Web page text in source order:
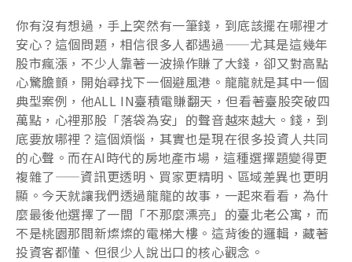
你有沒有想過，手上突然有一筆錢，到底該擺在哪裡才
安心？這個問題，相信很多人都遇過——尤其是這幾年
股市瘋漲，不少人靠著一波操作賺了大錢，卻又對高點
心驚膽顫，開始尋找下一個避風港。龍龍就是其中一個
典型案例，他ALL IN臺積電賺翻天，但看著臺股突破四
萬點，心裡那股「落袋為安」的聲音越來越大。錢，到
底要放哪裡？這個煩惱，其實也是現在很多投資人共同
的心聲。而在AI時代的房地產市場，這種選擇題變得更
複雜了——資訊更透明、買家更精明、區域差異也更明
顯。今天就讓我們透過龍龍的故事，一起來看看，為什
麼最後他選擇了一間「不那麼漂亮」的臺北老公寓，而
不是桃園那間新燦燦的電梯大樓。這背後的邏輯，藏著
投資客都懂、但很少人說出口的核心觀念。